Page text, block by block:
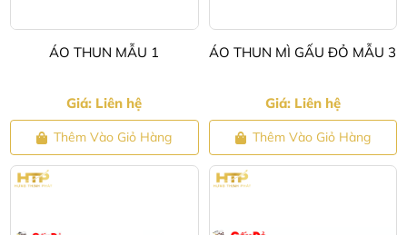
ÁO THUN MẪU 1
Giá: Liên hệ
Thêm Vào Giỏ Hàng
ÁO THUN MÌ GẤU ĐỎ MẪU 3
Giá: Liên hệ
Thêm Vào Giỏ Hàng